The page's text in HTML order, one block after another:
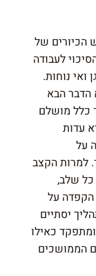
הכיורים של
לעבודה
ואי נוחות.
הדבר הבא
כלל מושלם
עדות
על
למרות הקצב
כל שלב,
הקפדה על
יסתיים
כאילו
הממושכים